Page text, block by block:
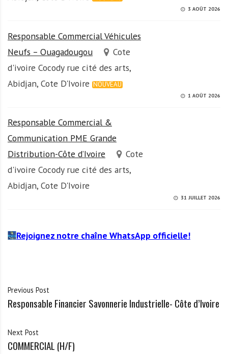
3 AOÛT 2026
Responsable Commercial Véhicules
Neufs – Ouagadougou
Cote
d'ivoire Cocody rue cité des arts,
Abidjan, Cote D'Ivoire NOUVEAU
1 AOÛT 2026
Responsable Commercial &
Communication PME Grande
Distribution-Côte d’Ivoire
Cote
d'ivoire Cocody rue cité des arts,
Abidjan, Cote D'Ivoire
31 JUILLET 2026
Rejoignez notre chaîne WhatsApp officielle!
Previous Post
Responsable Financier Savonnerie Industrielle- Côte d’Ivoire
Next Post
COMMERCIAL (H/F)